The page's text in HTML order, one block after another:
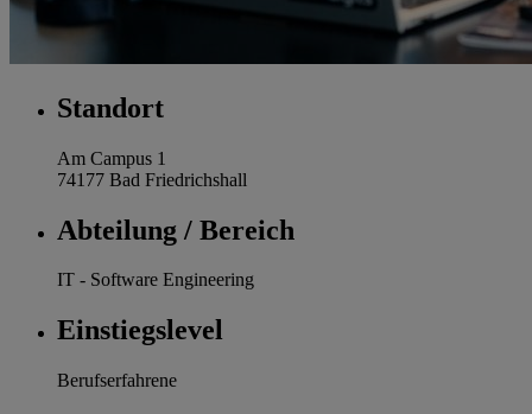
Standort
Am Campus 1
74177 Bad Friedrichshall
Abteilung / Bereich
IT - Software Engineering
Einstiegslevel
Berufserfahrene